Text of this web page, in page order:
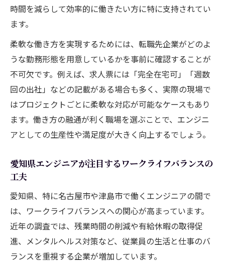
ア設計のコツ
愛知県で年収アップを狙うエンジニア求人
の特徴
名古屋・津島市で年収アップを実現する方法
エンジニア転職で叶う名古屋・津島市の年
収水準比較
ポイント
求人傾向
年収アップを狙うエンジニア向け職種選び
のヒント
名古屋・津島市エンジニア転職で重視すべ
き条件とは
時間を減らして効率的に働きたい方に特に支持されてい
ます。
柔軟な働き方を実現するためには、転職先企業がどのよ
うな勤務形態を用意しているかを事前に確認することが
不可欠です。例えば、求人票には「完全在宅可」「週数
回の出社」などの記載がある場合も多く、実際の現場で
はプロジェクトごとに柔軟な対応が可能なケースもあり
ます。働き方の融通が利く職場を選ぶことで、エンジニ
アとしての生産性や満足度が大きく向上するでしょう。
愛知県エンジニアが注目するワークライフバランスの
工夫
愛知県、特に名古屋市や津島市で働くエンジニアの間で
は、ワークライフバランスへの関心が高まっています。
近年の調査では、残業時間の削減や有給休暇の取得促
進、メンタルヘルス対策など、従業員の生活と仕事のバ
ランスを重視する企業が増加しています。